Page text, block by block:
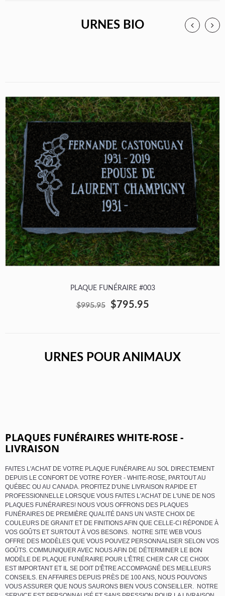
URNES BIO
PLAQUE FUNÉRAIRE #003
$995.95 $795.95
URNES POUR ANIMAUX
PLAQUES FUNÉRAIRES WHITE-ROSE -
LIVRAISON
FAITES L'ACHAT DE VOTRE PLAQUE FUNÉRAIRE AU SOL DIRECTEMENT
DEPUIS LE CONFORT DE VOTRE FOYER - WHITE-ROSE, PARTOUT AU
QUÉBEC OU AU CANADA. PROFITEZ D'UNE LIVRAISON RAPIDE ET
PROFESSIONNELLE LORSQUE VOUS FAITES L'ACHAT DE L'UNE DE NOS
PLAQUES FUNÉRAIRES! NOUS VOUS OFFRONS DES PLAQUES
FUNÉRAIRES DE PREMIÈRE QUALITÉ DANS UN VASTE CHOIX DE
COULEURS DE GRANIT ET DE FINITIONS AFIN QUE CELLE-CI RÉPONDE À
VOS GOÛTS ET SURTOUT À VOS BESOINS. NOTRE SITE WEB VOUS
OFFRE DES MODÈLES QUE VOUS POUVEZ PERSONNALISER SELON VOS
GOÛTS. COMMUNIQUER AVEC NOUS AFIN DE DÉTERMINER LE BON
MODÈLE DE PLAQUE FUNÉRAIRE POUR L'ÊTRE CHER CAR CE CHOIX
EST IMPORTANT ET IL SE DOIT D'ÊTRE ACCOMPAGNÉ DES MEILLEURS
CONSEILS. EN AFFAIRES DEPUIS PRÈS DE 100 ANS, NOUS POUVONS
VOUS ASSURER QUE NOUS SAURONS BIEN VOUS CONSEILLER. NOTRE